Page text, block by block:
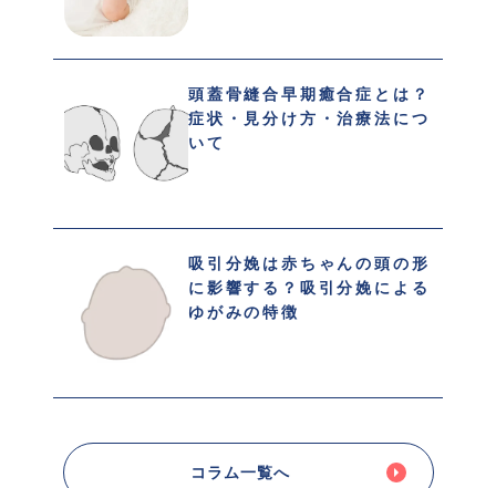
頭蓋骨縫合早期癒合症とは？
症状・見分け方・治療法につ
いて
吸引分娩は赤ちゃんの頭の形
に影響する？吸引分娩による
ゆがみの特徴
コラム一覧へ